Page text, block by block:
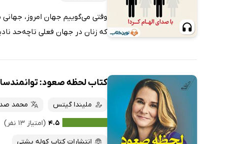
وقتی می‌گوییم جهان امروز،
که زنان در جهان فعلی تاچه‌حد
کتاب لحظه صعود:
ملیندا گیتس
محمد
۴.۵ (امتیاز ۱۳ نفر)
انتشارات کتاب کوله پشتی